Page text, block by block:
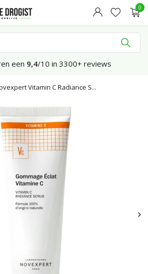
0
een 9,4/10 in 3300+ reviews
Vitamin C Radiance S...